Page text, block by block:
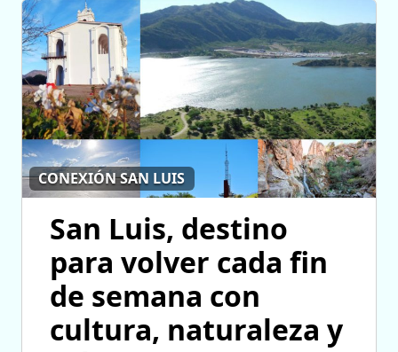
CONEXIÓN SAN LUIS
San Luis, destino
para volver cada fin
de semana con
cultura, naturaleza y